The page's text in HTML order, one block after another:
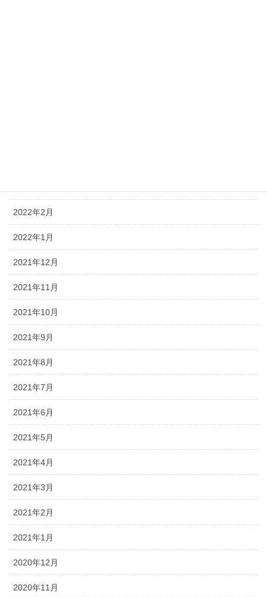
2022年2月
2022年1月
2021年12月
2021年11月
2021年10月
2021年9月
2021年8月
2021年7月
2021年6月
2021年5月
2021年4月
2021年3月
2021年2月
2021年1月
2020年12月
2020年11月